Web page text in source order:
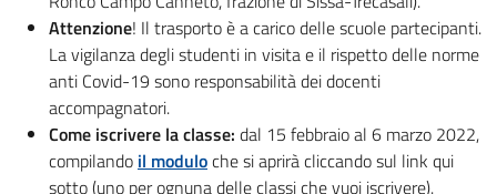
Attenzione! Il trasporto è a carico delle scuole partecipanti.
La vigilanza degli studenti in visita e il rispetto delle norme
anti Covid-19 sono responsabilità dei docenti
accompagnatori.
Come iscrivere la classe: dal 15 febbraio al 6 marzo 2022,
compilando il moduloche si aprirà cliccando sul link qui
sotto (uno per ognuna delle classi che vuoi iscrivere).